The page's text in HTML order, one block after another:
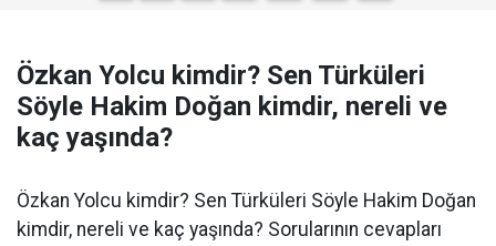
Özkan Yolcu kimdir? Sen Türküleri
Söyle Hakim Doğan kimdir, nereli ve
kaç yaşında?
Özkan Yolcu kimdir? Sen Türküleri Söyle Hakim Doğan
kimdir, nereli ve kaç yaşında? Sorularının cevapları